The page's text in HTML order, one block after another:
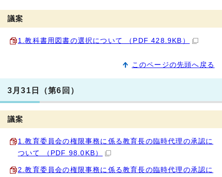
議案
1.教科書用図書の選択について （PDF 428.9KB）
このページの先頭へ戻る
3月31日（第6回）
議案
1.教育委員会の権限事務に係る教育長の臨時代理の承認に
ついて （PDF 98.0KB）
2.教育委員会の権限事務に係る教育長の臨時代理の承認に